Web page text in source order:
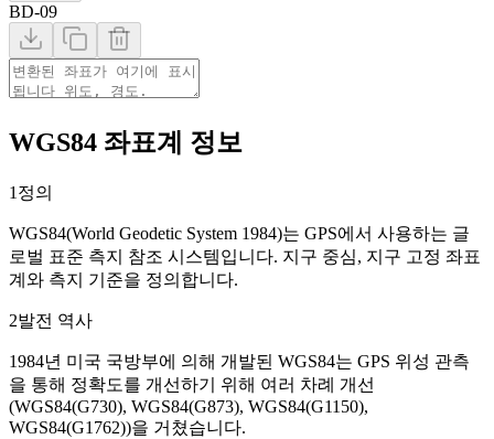
BD-09
WGS84 좌표계 정보
1 정의
WGS84(World Geodetic System 1984)는 GPS에서 사용하는 글
로벌 표준 측지 참조 시스템입니다. 지구 중심, 지구 고정 좌표
계와 측지 기준을 정의합니다.
2발전 역사
1984년 미국 국방부에 의해 개발된 WGS84는 GPS 위성 관측
을 통해 정확도를 개선하기 위해 여러 차례 개선
(WGS84(G730), WGS84(G873), WGS84(G1150),
WGS84(G1762))을 거쳤습니다.